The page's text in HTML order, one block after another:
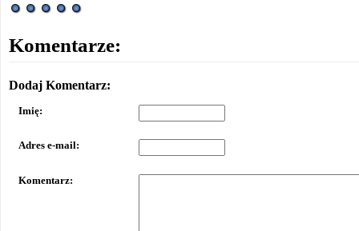
Komentarze:
Dodaj Komentarz:
Imię:
Adres e-mail:
Komentarz: